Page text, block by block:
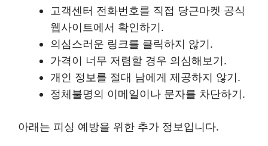
고객센터 전화번호를 직접 당근마켓 공식
웹사이트에서 확인하기.
의심스러운 링크를 클릭하지 않기.
가격이 너무 저렴할 경우 의심해보기.
개인 정보를 절대 남에게 제공하지 않기.
정체불명의 이메일이나 문자를 차단하기.
아래는 피싱 예방을 위한 추가 정보입니다.